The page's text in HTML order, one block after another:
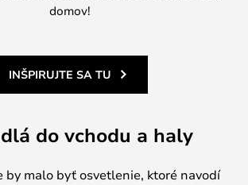
domov!
INŠPIRUJTE SA TU
do vchodu a haly
by malo byť osvetlenie, ktoré navodí